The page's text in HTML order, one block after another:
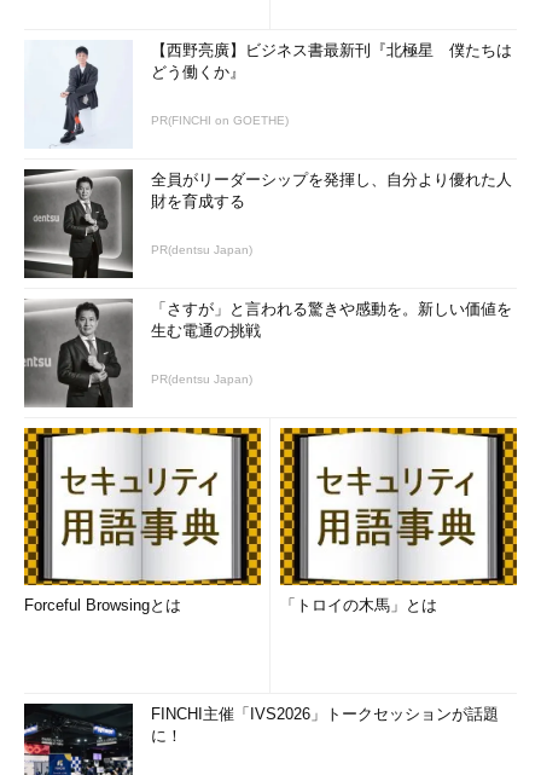
【西野亮廣】ビジネス書最新刊『北極星 僕たちは
どう働くか』
PR(FINCHI on GOETHE)
全員がリーダーシップを発揮し、自分より優れた人
財を育成する
PR(dentsu Japan)
「さすが」と言われる驚きや感動を。新しい価値を
生む電通の挑戦
PR(dentsu Japan)
Forceful Browsingとは 「トロイの木馬」とは
FINCHI主催「IVS2026」トークセッションが話題
に！